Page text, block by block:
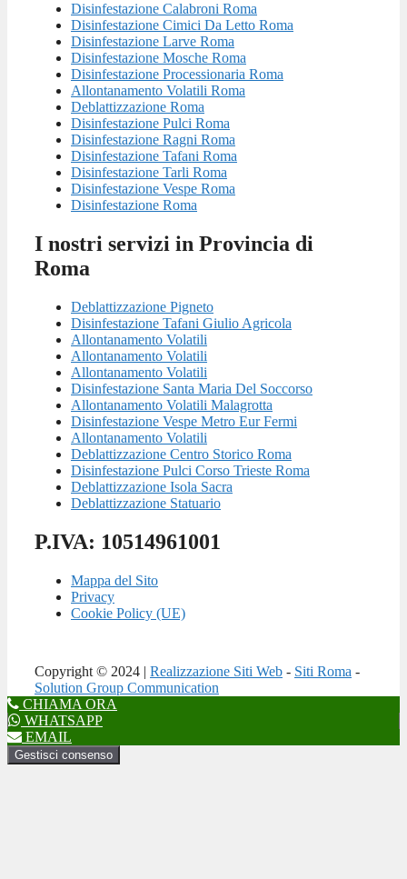
Disinfestazione Calabroni Roma
Disinfestazione Cimici Da Letto Roma
Disinfestazione Larve Roma
Disinfestazione Mosche Roma
Disinfestazione Processionaria Roma
Allontanamento Volatili Roma
Deblattizzazione Roma
Disinfestazione Pulci Roma
Disinfestazione Ragni Roma
Disinfestazione Tafani Roma
Disinfestazione Tarli Roma
Disinfestazione Vespe Roma
Disinfestazione Roma
I nostri servizi in Provincia di
Roma
Deblattizzazione Pigneto
Disinfestazione Tafani Giulio Agricola
Allontanamento Volatili
Allontanamento Volatili
Allontanamento Volatili
Disinfestazione Santa Maria Del Soccorso
Allontanamento Volatili Malagrotta
Disinfestazione Vespe Metro Eur Fermi
Allontanamento Volatili
Deblattizzazione Centro Storico Roma
Disinfestazione Pulci Corso Trieste Roma
Deblattizzazione Isola Sacra
Deblattizzazione Statuario
P.IVA: 10514961001
Mappa del Sito
Privacy
Cookie Policy (UE)
Copyright © 2024 | Realizzazione Siti Web - Siti Roma -
Solution Group Communication
CHIAMA ORA
WHATSAPP
EMAIL
Gestisci consenso